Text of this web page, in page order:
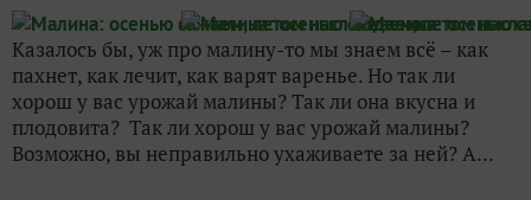
Казалось бы, уж про малину-то мы знаем всё – как
пахнет, как лечит, как варят варенье. Но так ли
хорош у вас урожай малины? Так ли она вкусна и
плодовита? Так ли хорош у вас урожай малины?
Возможно, вы неправильно ухаживаете за ней? А...